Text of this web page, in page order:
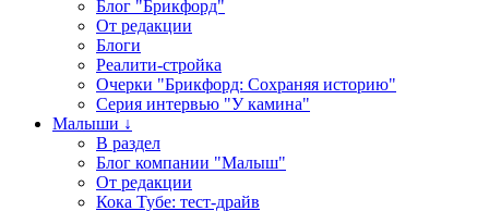
Блог "Брикфорд"
От редакции
Блоги
Реалити-стройка
Очерки "Брикфорд: Сохраняя историю"
Серия интервью "У камина"
Малыши ↓
В раздел
Блог компании "Малыш"
От редакции
Кока Тубе: тест-драйв